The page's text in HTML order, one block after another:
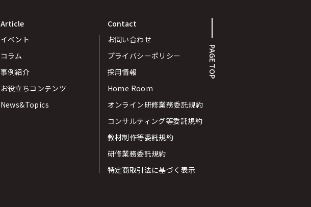
Article
イベント
コラム
事例紹介
お役立ちコンテンツ
News&Topics
Contact
お問い合わせ
プライバシーポリシー
採用情報
Home Room
オンライン研修業務委託規約
コンサルティング等委託規約
教材制作等委託規約
研修業務委託規約
特定商取引法に基づく表示
PAGE TOP